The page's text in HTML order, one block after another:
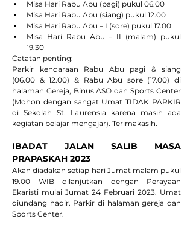
Misa Hari Rabu Abu (pagi) pukul 06.00
Misa Hari Rabu Abu (siang) pukul 12.00
Misa Hari Rabu Abu – I (sore) pukul 17.00
Misa Hari Rabu Abu – II (malam) pukul
19.30
Catatan penting:
Parkir kendaraan Rabu Abu pagi & siang
(06.00 & 12.00) & Rabu Abu sore (17.00) di
halaman Gereja, Binus ASO dan Sports Center
(Mohon dengan sangat Umat TIDAK PARKIR
di Sekolah St. Laurensia karena masih ada
kegiatan belajar mengajar). Terimakasih.
IBADAT JALAN SALIB MASA
PRAPASKAH 2023
Akan diadakan setiap hari Jumat malam pukul
19.00 WIB dilanjutkan dengan Perayaan
Ekaristi mulai Jumat 24 Februari 2023. Umat
diundang hadir. Parkir di halaman gereja dan
Sports Center.